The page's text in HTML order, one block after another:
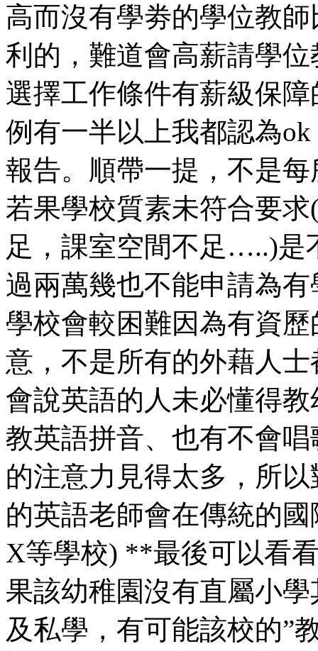
高而沒有學劵的學位教
利的，難道會高薪請學
選擇工作條件有薪級保
例有一半以上我都認為
報告。順帶一提，不是
若果學校質素未符合要
足，課室空間不足…..)是
過兩萬幾也不能申請為
學校會較困難因為有資
意，不是所有的外藉人
會說英語的人未必懂得
教英語拼音、也有不會
的注意力見得太多，所
的英語老師會在傳統的
X等學校) **最後可以看
果該幼稚園沒有直屬小
及私學，有可能該校的”